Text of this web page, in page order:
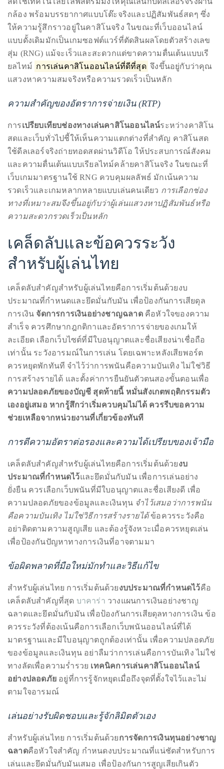
กล้อง พร้อมบรรยากาศแบบโต๊ะจริงและปฏิสัมพันธ์สดๆ ซึ่ง
ให้ความรู้สึกราวอยู่ในคาสิโนจริง ในขณะที่เว็บออนไลน์
แบบดั้งเดิมมักเป็นเกมซอฟต์แวร์ที่ตัดสินผลโดยตัวสร้างเลข
สุ่ม (RNG) แม้จะเร็วและสะดวกแต่ขาดความตื่นเต้นแบบเรี
ยลไทม์ การเล่นคาสิโนออนไลน์ที่ดีที่สุด จึงขึ้นอยู่กับว่าคุณ
แสวงหาความสมจริงหรือความรวดเร็วเป็นหลัก
ความสำคัญของอัตราการจ่ายเงิน (RTP)
การเปรียบเทียบช่องทางเล่นคาสิโนออนไลน์ระหว่างคาสิโน
สดและเว็บทั่วไปชี้ให้เห็นความแตกต่างที่สำคัญ คาสิโนสด
ใช้ดีลเลอร์จริงถ่ายทอดสดผ่านวิดีโอ ให้ประสบการณ์สังคม
และความตื่นเต้นแบบเรียลไทม์คล้ายคาสิโนจริง ในขณะที่
เว็บเกมมาตรฐานใช้ RNG ควบคุมผลลัพธ์ มักเน้นความ
รวดเร็วและเกมหลากหลายแบบเล่นคนเดียว การเลือกช่อง
ทางที่เหมาะสมจึงขึ้นอยู่กับว่าผู้เล่นแสวงหาปฏิสัมพันธ์หรือ
ความสะดวกรวดเร็วเป็นหลัก
เคล็ดลับและข้อควรระวัง
สำหรับผู้เล่นไทย
เคล็ดลับสำคัญสำหรับผู้เล่นไทยคือการเริ่มต้นด้วยงบ
ประมาณที่กำหนดและยึดมั่นกับมัน เพื่อป้องกันการเสียดุล
การเงิน จัดการการเงินอย่างชาญฉลาดคือหัวใจของความ
สำเร็จ ควรศึกษากฎกติกาและอัตราการจ่ายของเกมให้
ละเอียด เลือกเว็บไซต์ที่มีใบอนุญาตและชื่อเสียงน่าเชื่อถือ
เท่านั้น ระวังอารมณ์ในการเล่น โดยเฉพาะหลังเสียพอร์ต
ควรหยุดพักทันที จำไว้ว่าการพนันคือความบันเทิง ไม่ใช่วิธี
การสร้างรายได้ และตั้งค่าการยืนยันตัวตนสองขั้นตอนเพื่อ
ความปลอดภัยของบัญชี สุดท้ายนี้ หมั่นสังเกตพฤติกรรมตัว
เองอยู่เสมอ หากรู้สึกว่าเริ่มควบคุมไม่ได้ ควรรีบขอความ
ช่วยเหลือจากหน่วยงานที่เกี่ยวข้องทันที
การตีความอัตราต่อรองและความได้เปรียบของเจ้ามือ
เคล็ดลับสำคัญสำหรับผู้เล่นไทยคือการเริ่มต้นด้วยงบ
ประมาณที่กำหนดไว้และยึดมั่นกับมัน เพื่อการเล่นอย่าง
ยั่งยืน ควรเลือกเว็บพนันที่มีใบอนุญาตและชื่อเสียงดี เพื่อ
ความปลอดภัยของข้อมูลและเงินทุน จำไว้เสมอว่าการพนัน
คือความบันเทิง ไม่ใช่วิธีการสร้างรายได้ข้อควรระวังคือ
อย่าติดตามความสูญเสีย และต้องรู้จังหวะเมื่อควรหยุดเล่น
เพื่อป้องกันปัญหาทางการเงินที่อาจตามมา
ข้อผิดพลาดที่มือใหม่มักทำและวิธีแก้ไข
สำหรับผู้เล่นไทย การเริ่มต้นด้วยงบประมาณที่กำหนดไว้คือ
เคล็ดลับสำคัญที่สุด บาคาร่า วางแผนการเงินอย่างชาญ
ฉลาดและยึดมั่นกับมัน เพื่อป้องกันการเสียดุลทางการเงิน ข้อ
ควรระวังที่ต้องเน้นคือการเลือกเว็บพนันออนไลน์ที่ได้
มาตรฐานและมีใบอนุญาตถูกต้องเท่านั้น เพื่อความปลอดภัย
ของข้อมูลและเงินทุน อย่าลืมว่าการเล่นคือการบันเทิง ไม่ใช่
ทางลัดเพื่อความร่ำรวย เทคนิคการเล่นคาสิโนออนไลน์
อย่างปลอดภัย อยู่ที่การรู้จักหยุดเมื่อถึงจุดที่ตั้งใจไว้และไม่
ตามใจอารมณ์
เล่นอย่างรับผิดชอบและรู้จักลิมิตตัวเอง
สำหรับผู้เล่นไทย การเริ่มต้นด้วยการจัดการเงินทุนอย่างชาญ
ฉลาดคือหัวใจสำคัญ กำหนดงบประมาณที่แน่ชัดสำหรับการ
เล่นและยึดมั่นกับมันเสมอ เพื่อป้องกันการสูญเสียเกินตัว